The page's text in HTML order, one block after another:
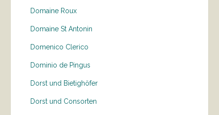
Domaine Roux
Domaine St Antonin
Domenico Clerico
Dominio de Pingus
Dorst und Bietighöfer
Dorst und Consorten